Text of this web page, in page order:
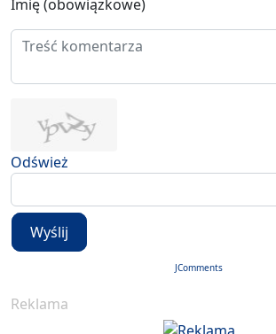
Imię (obowiązkowe)
Odśwież
Wyślij
JComments
Reklama